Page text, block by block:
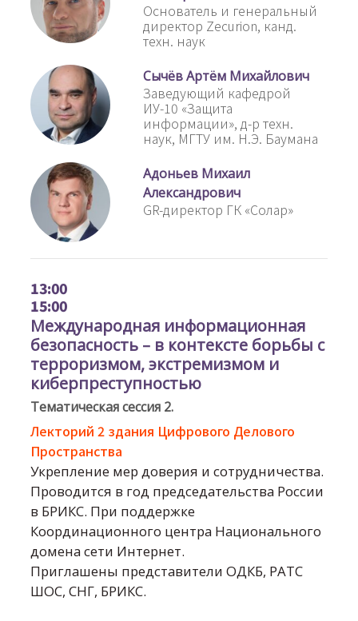
Основатель и генеральный
директор Zecurion, канд.
техн. наук
Сычёв Артём Михайлович
Заведующий кафедрой
ИУ-10 «Защита
информации», д-р техн.
наук, МГТУ им. Н.Э. Баумана
Адоньев Михаил
Александрович
GR-директор ГК «Солар»
13:00
15:00
Международная информационная
безопасность – в контексте борьбы с
терроризмом, экстремизмом и
киберпреступностью
Тематическая сессия 2.
Лекторий 2 здания Цифрового Делового
Пространства
Укрепление мер доверия и сотрудничества.
Проводится в год председательства России
в БРИКС. При поддержке
Координационного центра Национального
домена сети Интернет.
Приглашены представители ОДКБ, РАТС
ШОС, СНГ, БРИКС.